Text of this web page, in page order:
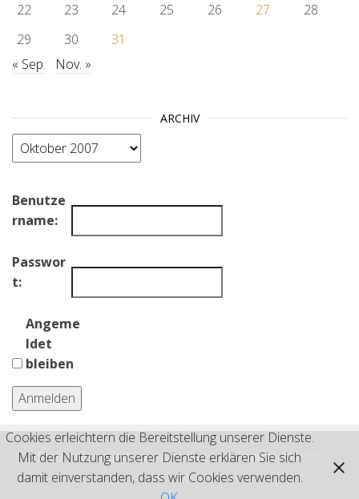
22
23 24 25 26 27
28
29
30
31
« Sep.
Nov. »
ARCHIV
Archiv
Benutze
rname:
Passwor
t:
Angeme
ldet
bleiben
Anmelden
Stolz präsentiert vonWordPress |Theme:Master
Blog
Cookies erleichtern die Bereitstellung unserer Dienste.
Mit der Nutzung unserer Dienste erklären Sie sich
damit einverstanden, dass wir Cookies verwenden.